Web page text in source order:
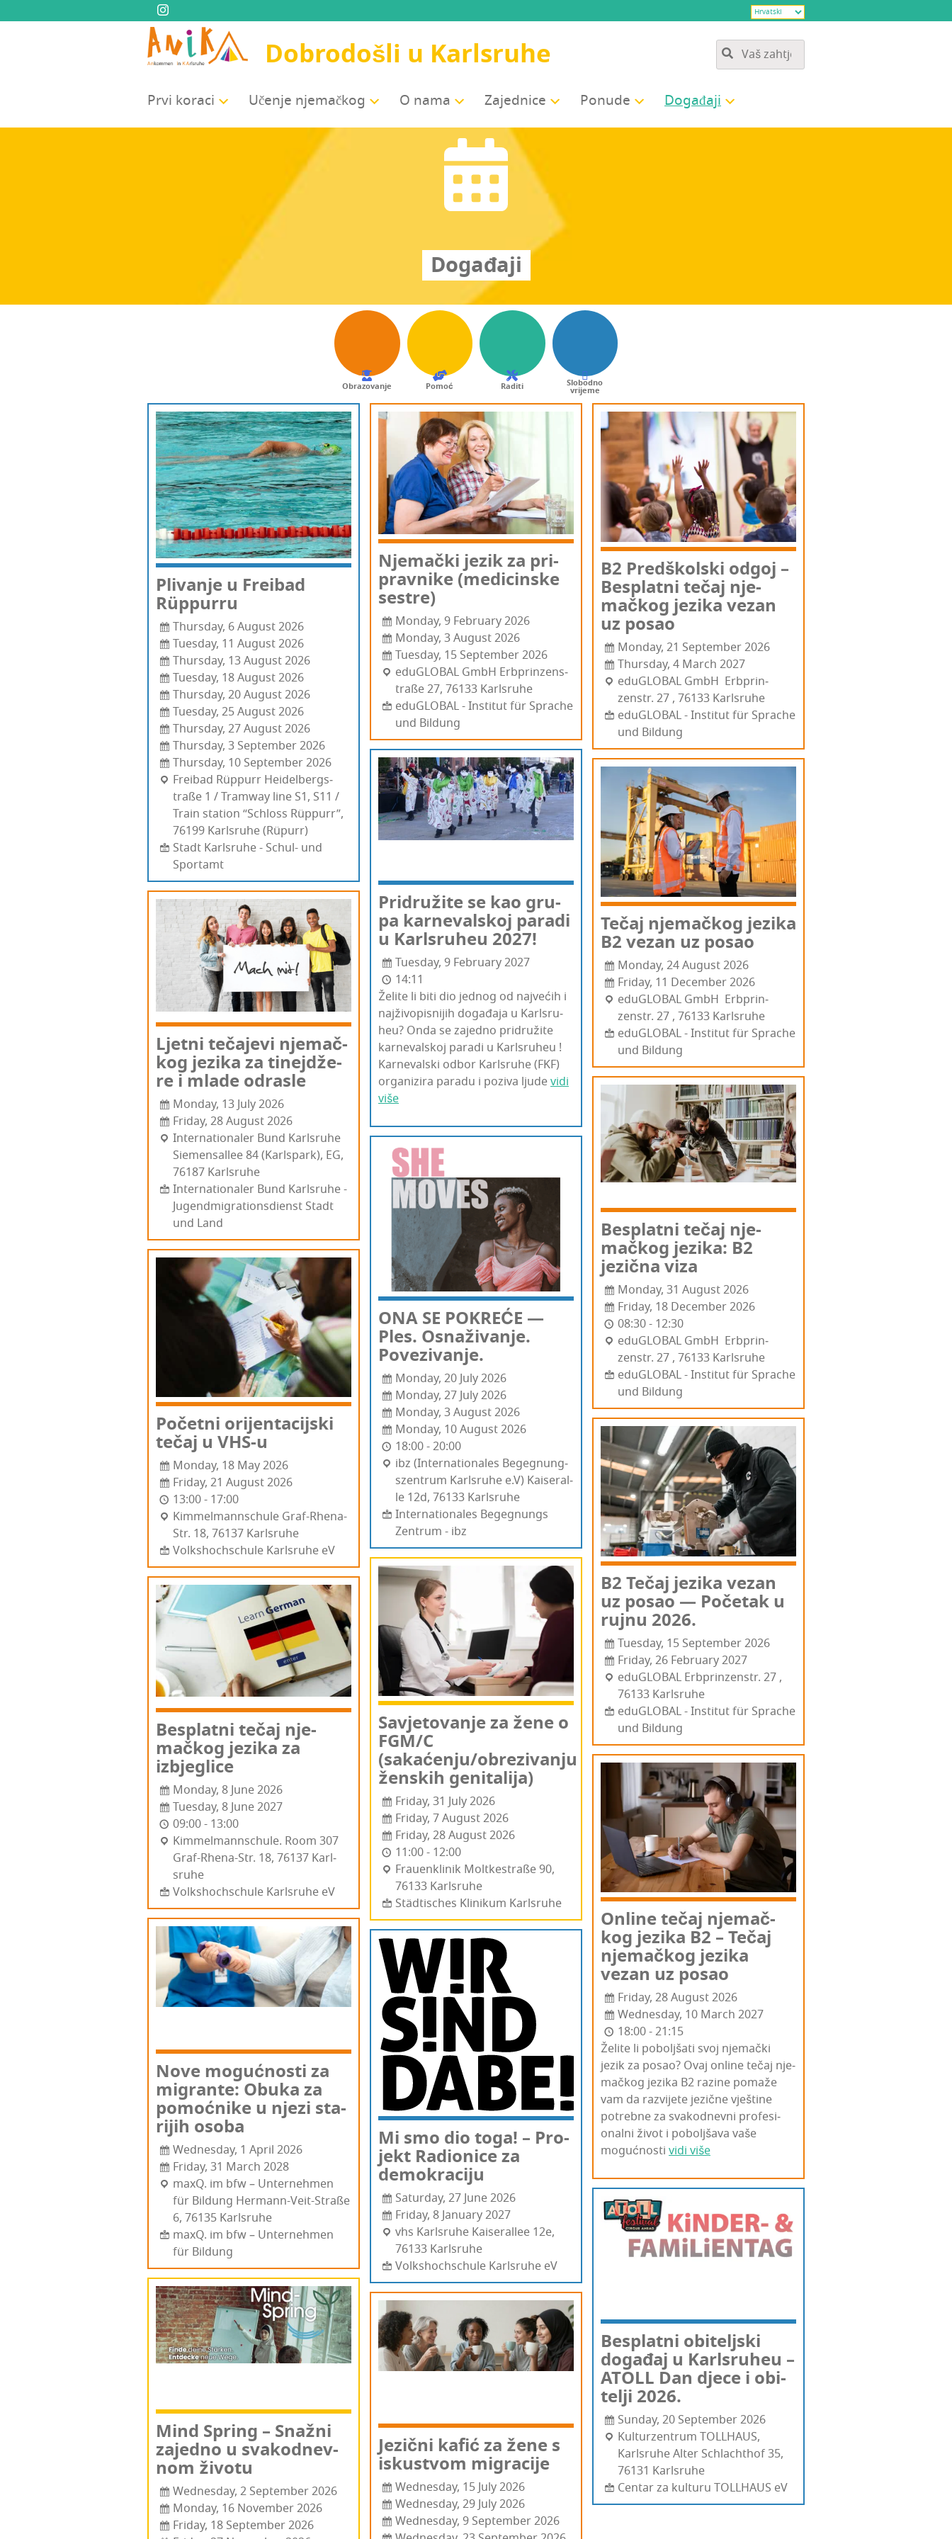
Dobrodošli u Karlsruhe
Prvi kora­ci Uče­nje njemačkog O nama Zajed­ni­ce Ponu­de Doga­đa­ji
Događaji
Obrazovanje Pomoć Raditi Slobodno
vrijeme
Pli­va­nje u Fre­ibad
Rüppurru
Thursday, 6 August 2026
Tuesday, 11 August 2026
Thursday, 13 August 2026
Tuesday, 18 August 2026
Thursday, 20 August 2026
Tuesday, 25 August 2026
Thursday, 27 August 2026
Thursday, 3 September 2026
Thursday, 10 September 2026
Fre­ibad Rüppurr Heidel­ber­g­s­
traße 1 / Tramway line S1, S11 /
Tra­in sta­ti­on “Schloss Rüppurr”,
76199 Kar­l­sru­he (Rüpurr)
Stadt Karlsruhe - Schul- und
Sportamt
Ljet­ni teča­je­vi nje­mač­
kog jezi­ka za tinej­dže­
re i mla­de odrasle
Monday, 13 July 2026
Friday, 28 August 2026
Inter­na­ti­ona­ler Bund Karlsruhe
Siemen­sal­lee 84 (Kar­l­s­park), EG,
76187 Kar­l­sru­he
Internationaler Bund Karlsruhe -
Jugendmigrationsdienst Stadt
und Land
Počet­ni ori­jen­ta­cij­ski
tečaj u VHS‑u
Monday, 18 May 2026
Friday, 21 August 2026
13:00 - 17:00
Kim­mel­man­n­s­c­hu­le Graf-Rhe­na-
Str. 18, 76137 Kar­l­sru­he
Volkshochschule Karlsruhe eV
Bes­plat­ni tečaj nje­
mač­kog jezi­ka za
izbjeglice
Monday, 8 June 2026
Tuesday, 8 June 2027
09:00 - 13:00
Kim­mel­man­n­s­c­hu­le. Room 307
Graf-Rhe­na-Str. 18, 76137 Kar­l­
sru­he
Volkshochschule Karlsruhe eV
Nove moguć­nos­ti za
migran­te: Obu­ka za
pomoć­ni­ke u nje­zi sta­
ri­jih osoba
Wednesday, 1 April 2026
Friday, 31 March 2028
maxQ. im bfw – Unter­neh­men
für Bildung Her­mann-Veit-Straße
6, 76135 Kar­l­sru­he
maxQ. im bfw – Unternehmen
für Bildung
Mind Spring – Snaž­ni
zajed­no u sva­kod­nev­
nom životu
Wednesday, 2 September 2026
Monday, 16 November 2026
Friday, 18 September 2026
Nje­mač­ki jezik za pri­
prav­ni­ke (medi­cin­ske
sestre)
Monday, 9 February 2026
Monday, 3 August 2026
Tuesday, 15 September 2026
edu­GLO­BAL GmbH Erb­prin­zens­
traße 27, 76133 Kar­l­sru­he
eduGLOBAL - Institut für Sprache
und Bildung
Pri­dru­ži­te se kao gru­
pa kar­ne­val­skoj para­di
u Kar­l­sru­heu 2027!
Tuesday, 9 February 2027
14:11
Želi­te li biti dio jed­nog od naj­ve­ćih i
naj­ži­vo­pis­ni­jih doga­đa­ja u Kar­l­sru­
heu? Onda se zajed­no pri­dru­ži­te
kar­ne­val­skoj para­di u Kar­l­sru­heu !
Kar­ne­val­ski odbor Kar­l­sru­he (FKF)
orga­ni­zi­ra para­du i pozi­va lju­devidi
više
ONA SE POKREĆE —
Ples. Osna­ži­va­nje.
Povezivanje.
Monday, 20 July 2026
Monday, 27 July 2026
Monday, 3 August 2026
Monday, 10 August 2026
18:00 - 20:00
ibz (Inter­na­ti­ona­les Begeg­nun­g­
szen­trum Kar­l­sru­he e.V) Kaise­ral­
le 12d, 76133 Kar­l­sru­he
Internationales Begegnungs
Zentrum - ibz
Savje­to­va­nje za žene o
FGM/C
(sakaćenju/obrezivanju
žen­skih genitalija)
Friday, 31 July 2026
Friday, 7 August 2026
Friday, 28 August 2026
11:00 - 12:00
Fra­uen­k­li­nik Mol­t­kes­traße 90,
76133 Kar­l­sru­he
Städtisches Klinikum Karlsruhe
Mi smo dio toga! – Pro­
jekt Radi­oni­ce za
demokraciju
Saturday, 27 June 2026
Friday, 8 January 2027
vhs Kar­l­sru­he Kaise­ral­lee 12e,
76133 Kar­l­sru­he
Volkshochschule Karlsruhe eV
Jezič­ni kafić za žene s
iskus­tvom migracije
Wednesday, 15 July 2026
Wednesday, 29 July 2026
Wednesday, 9 September 2026
B2 Pred­škol­ski odgoj –
Bes­plat­ni tečaj nje­
mač­kog jezi­ka vezan
uz posao
Monday, 21 September 2026
Thursday, 4 March 2027
edu­GLO­BAL GmbH Erb­prin­
zenstr. 27 , 76133 Kar­l­sru­he
eduGLOBAL - Institut für Sprache
und Bildung
Tečaj nje­mač­kog jezi­ka
B2 vezan uz posao
Monday, 24 August 2026
Friday, 11 December 2026
edu­GLO­BAL GmbH Erb­prin­
zenstr. 27 , 76133 Kar­l­sru­he
eduGLOBAL - Institut für Sprache
und Bildung
Bes­plat­ni tečaj nje­
mač­kog jezi­ka: B2
jezič­na viza
Monday, 31 August 2026
Friday, 18 December 2026
08:30 - 12:30
edu­GLO­BAL GmbH Erb­prin­
zenstr. 27 , 76133 Kar­l­sru­he
eduGLOBAL - Institut für Sprache
und Bildung
B2 Tečaj jezi­ka vezan
uz posao — Poče­tak u
ruj­nu 2026.
Tuesday, 15 September 2026
Friday, 26 February 2027
edu­GLO­BAL Erb­prin­zenstr. 27 ,
76133 Kar­l­sru­he
eduGLOBAL - Institut für Sprache
und Bildung
Onli­ne tečaj nje­mač­
kog jezi­ka B2 – Tečaj
nje­mač­kog jezi­ka
vezan uz posao
Friday, 28 August 2026
Wednesday, 10 March 2027
18:00 - 21:15
Želi­te li pobolj­ša­ti svoj nje­mač­ki
jezik za posao? Ovaj onli­ne tečaj nje­
mač­kog jezi­ka B2 razi­ne poma­že
vam da razvi­je­te jezič­ne vje­šti­ne
potreb­ne za sva­kod­nev­ni pro­fe­si­
onal­ni život i pobolj­ša­va vaše
moguć­nos­ti vidi više
Bes­plat­ni obi­telj­ski
doga­đaj u Kar­l­sru­heu –
ATOLL Dan dje­ce i obi­
te­lji 2026.
Sunday, 20 September 2026
Kul­tur­zen­trum TOLLHAUS,
Karlsruhe Alter Schlac­h­t­hof 35,
76131 Kar­l­sru­he
Centar za kulturu TOLLHAUS eV